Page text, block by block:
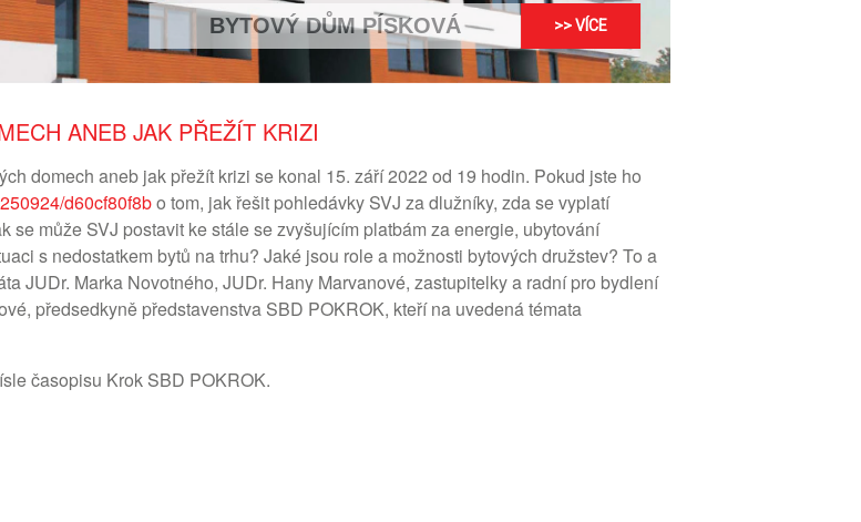
>> VÍCE
BYTOVÝ DŮM PÍSKOVÁ
ANEB JAK PŘEŽÍT KRIZI
domech aneb jak přežít krizi se konal 15. září 2022 od 19 hodin. Pokud jste ho
d60cf80f8bo tom, jak řešit pohledávky SVJ za dlužníky, zda se vyplatí
může SVJ postavit ke stále se zvyšujícím platbám za energie, ubytování
s nedostatkem bytů na trhu? Jaké jsou role a možnosti bytových družstev? To a
JUDr. Marka Novotného, JUDr. Hany Marvanové, zastupitelky a radní pro bydlení
předsedkyně představenstva SBD POKROK, kteří na uvedená témata
časopisu Krok SBD POKROK.